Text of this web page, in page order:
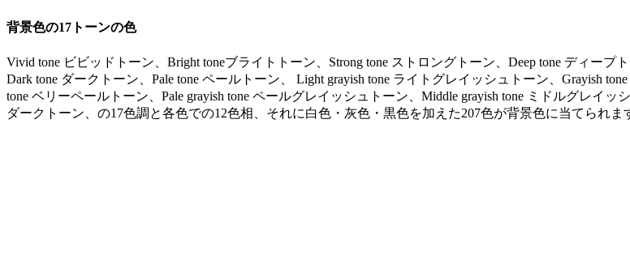
背景色の17トーンの色
Vivid tone ビビッドトーン、Bright toneブライトトーン、Strong tone ストロングトーン、Deep tone ディープ
Dark tone ダークトーン、Pale tone ペールトーン、 Light grayish tone ライトグレイッシュトーン、Grayish
tone ベリーペールトーン、Pale grayish tone ペールグレイッシュトーン、Middle grayish tone ミドルグレイ
ダークトーン、の17色調と各色での12色相、それに白色・灰色・黒色を加えた207色が背景色に当てられま